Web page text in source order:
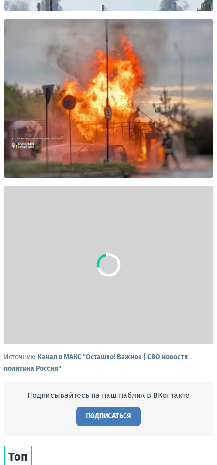
Источник: Канал в МАКС "Осташко! Важное | СВО новости
политика Россия"
Подписывайтесь на наш паблик в ВКонтакте
ПОДПИСАТЬСЯ
Топ